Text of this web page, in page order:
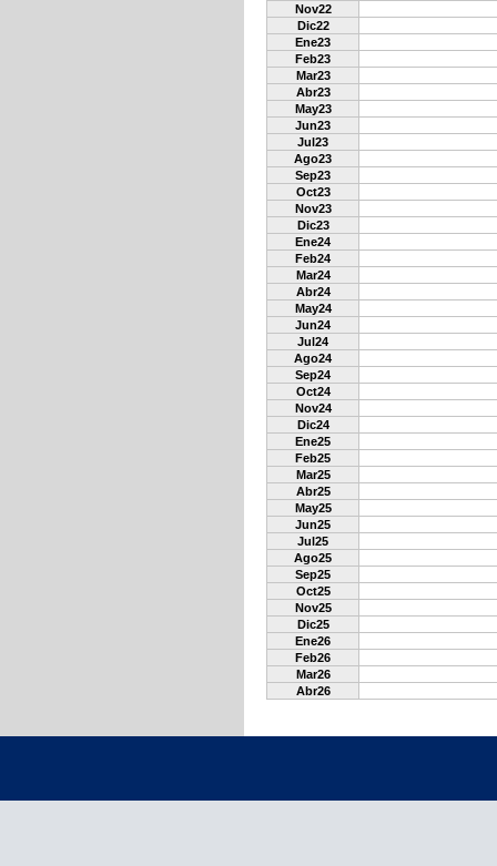
Nov22
Dic22
Ene23
Feb23
Mar23
Abr23
May23
Jun23
Jul23
Ago23
Sep23
Oct23
Nov23
Dic23
Ene24
Feb24
Mar24
Abr24
May24
Jun24
Jul24
Ago24
Sep24
Oct24
Nov24
Dic24
Ene25
Feb25
Mar25
Abr25
May25
Jun25
Jul25
Ago25
Sep25
Oct25
Nov25
Dic25
Ene26
Feb26
Mar26
Abr26